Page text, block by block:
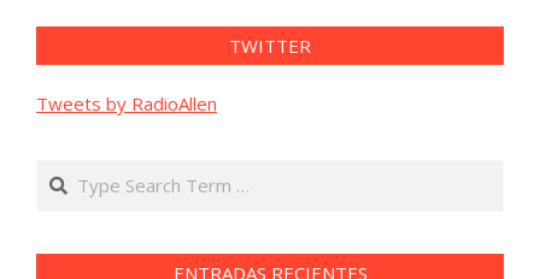
TWITTER
Tweets by RadioAllen
Search
ENTRADAS RECIENTES